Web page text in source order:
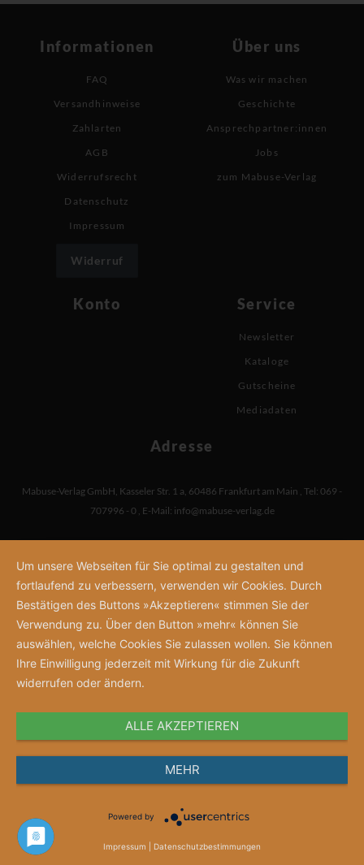
Informationen
FAQ
Versandhinweise
Zahlarten
AGB
Widerrufsrecht
Datenschutz
Impressum
Widerruf
Über uns
Was wir machen
Geschichte
Ansprechpartner:innen
Jobs
zum Mabuse-Verlag
Konto Service
Newsletter
Kataloge
Gutscheine
Mediadaten
Adresse
Mabuse-Verlag GmbH, Kasseler Str. 1 a, 60486 Frankfurt am Main , Tel: 069 -
707996 - 0 , E-Mail: info@mabuse-verlag.de
Um unsere Webseiten für Sie optimal zu gestalten und
fortlaufend zu verbessern, verwenden wir Cookies. Durch
Bestätigen des Buttons »Akzeptieren« stimmen Sie der
Verwendung zu. Über den Button »mehr« können Sie
auswählen, welche Cookies Sie zulassen wollen. Sie können
Ihre Einwilligung jederzeit mit Wirkung für die Zukunft
widerrufen oder ändern.
ALLE AKZEPTIEREN
MEHR
Powered by
Impressum Datenschutzbestimmungen